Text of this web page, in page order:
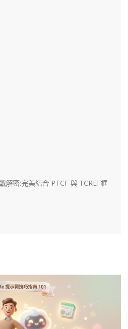
解密:完美結合 PTCF 與 TCREI 框